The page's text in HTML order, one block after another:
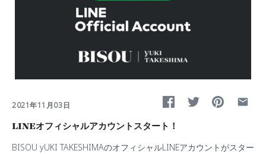
2021年11月03日
LINEオフィシャルアカウントスタート！
BISOU yUKI TAKESHIMAのオフィシャルLINEアカウントがスター